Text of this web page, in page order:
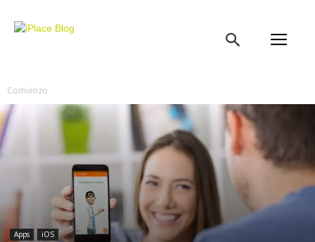
Comienzo
Apps iOS